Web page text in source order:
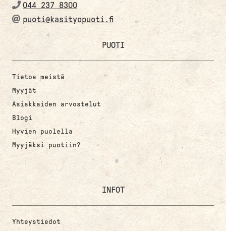
044 237 8300
puoti@kasityopuoti.fi
PUOTI
Tietoa meistä
Myyjät
Asiakkaiden arvostelut
Blogi
Hyvien puolella
Myyjäksi puotiin?
INFOT
Yhteystiedot